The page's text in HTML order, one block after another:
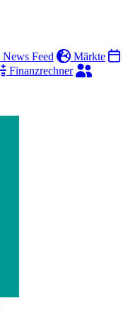
News Feed
Märkte
Finanzrechner